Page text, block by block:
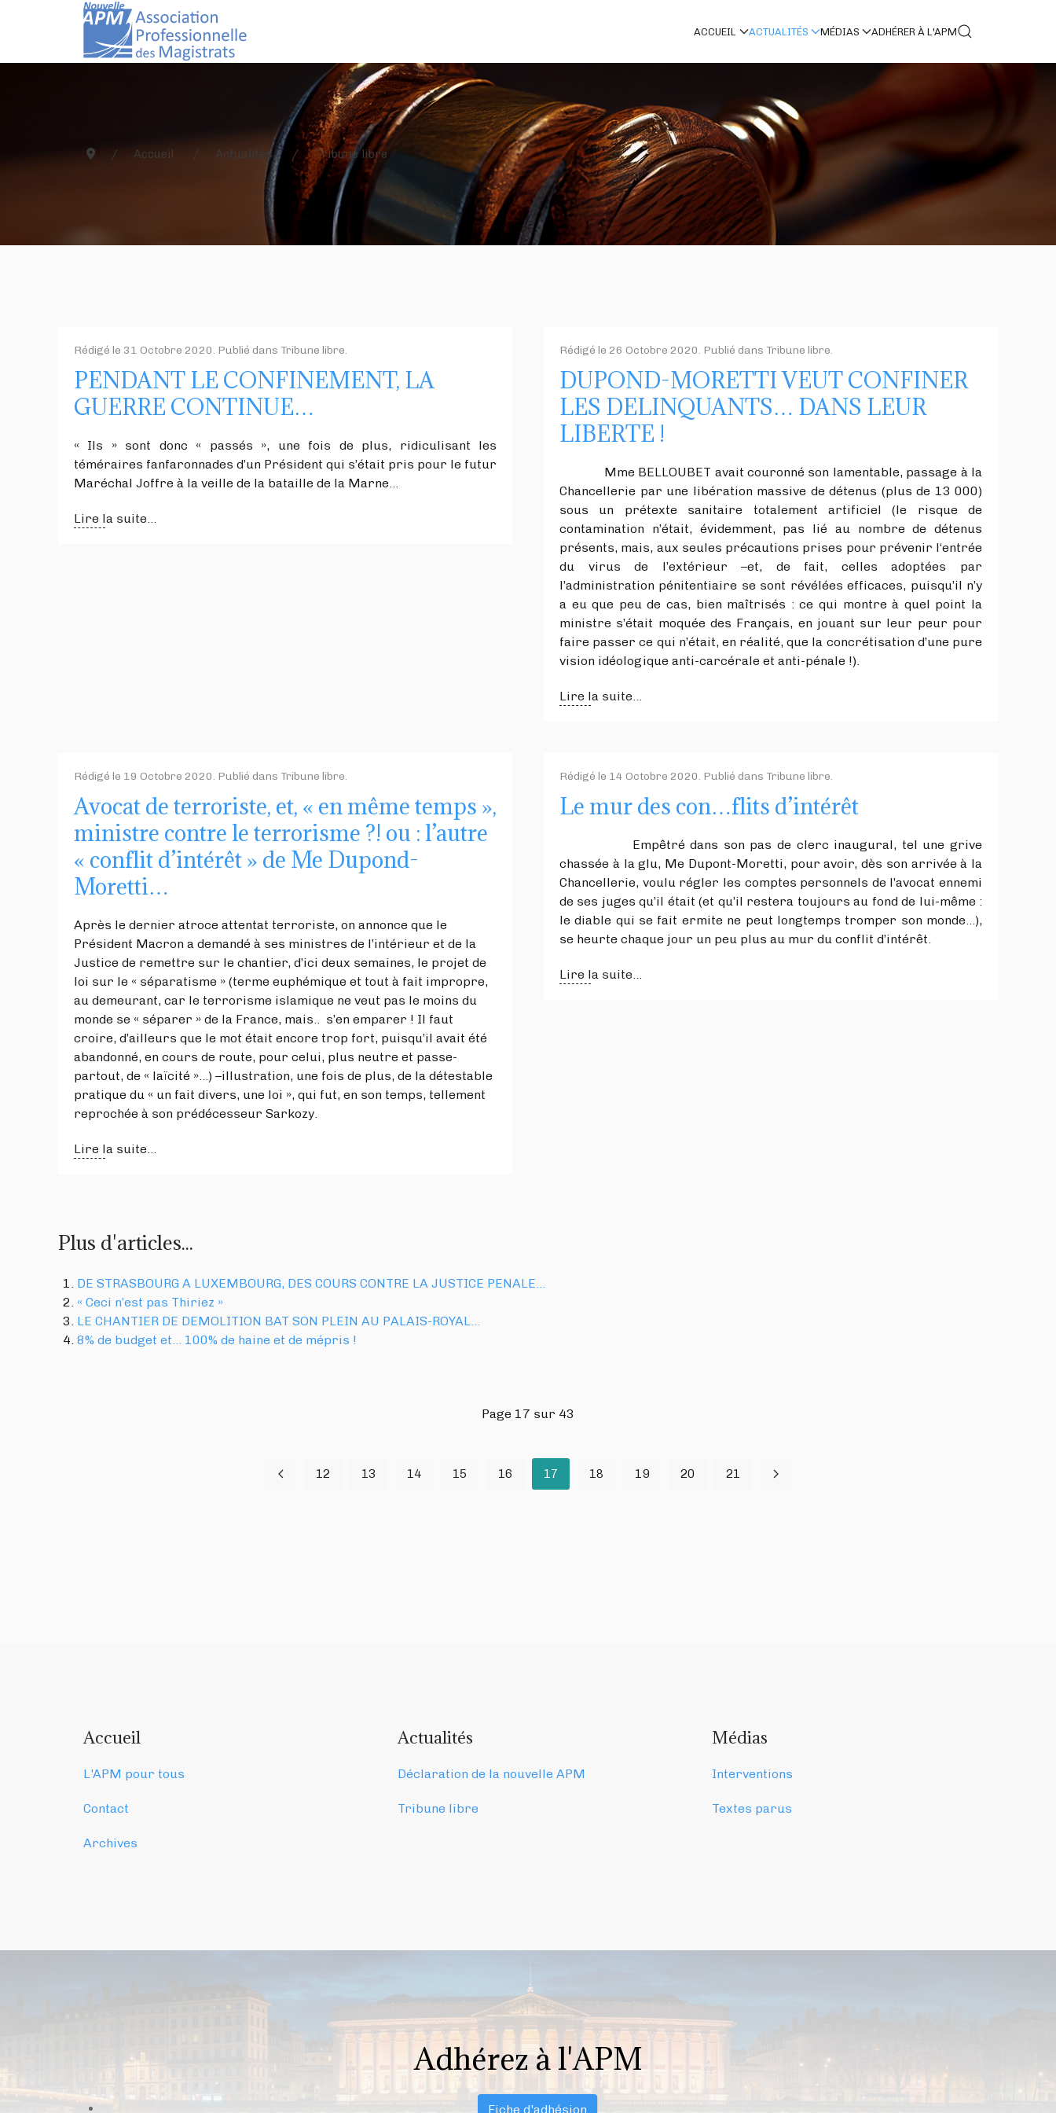
ACCUEIL ACTUALITÉS MÉDIAS ADHÉRER À L'APM
Accueil Actualités Tribune libre
Rédigé le 31 Octobre 2020. Publié dans Tribune libre.
PENDANT LE CONFINEMENT, LA
GUERRE CONTINUE…
« Ils » sont donc « passés », une fois de plus, ridiculisant les
téméraires fanfaronnades d’un Président qui s’était pris pour le futur
Maréchal Joffre à la veille de la bataille de la Marne…
Lire la suite...
Rédigé le 26 Octobre 2020. Publié dans Tribune libre.
DUPOND-MORETTI VEUT CONFINER
LES DELINQUANTS… DANS LEUR
LIBERTE !
Mme BELLOUBET avait couronné son lamentable, passage à la
Chancellerie par une libération massive de détenus (plus de 13 000)
sous un prétexte sanitaire totalement artificiel (le risque de
contamination n’était, évidemment, pas lié au nombre de détenus
présents, mais, aux seules précautions prises pour prévenir l‘entrée
du virus de l’extérieur –et, de fait, celles adoptées par
l’administration pénitentiaire se sont révélées efficaces, puisqu’il n’y
a eu que peu de cas, bien maîtrisés : ce qui montre à quel point la
ministre s’était moquée des Français, en jouant sur leur peur pour
faire passer ce qui n’était, en réalité, que la concrétisation d’une pure
vision idéologique anti-carcérale et anti-pénale !).
Lire la suite...
Rédigé le 19 Octobre 2020. Publié dans Tribune libre.
Avocat de terroriste, et, « en même temps »,
ministre contre le terrorisme ?! ou : l’autre
« conflit d’intérêt » de Me Dupond-
Moretti…
Après le dernier atroce attentat terroriste, on annonce que le
Président Macron a demandé à ses ministres de l’intérieur et de la
Justice de remettre sur le chantier, d’ici deux semaines, le projet de
loi sur le « séparatisme » (terme euphémique et tout à fait impropre,
au demeurant, car le terrorisme islamique ne veut pas le moins du
monde se « séparer » de la France, mais.. s’en emparer ! Il faut
croire, d’ailleurs que le mot était encore trop fort, puisqu’il avait été
abandonné, en cours de route, pour celui, plus neutre et passe-
partout, de « laïcité »…) –illustration, une fois de plus, de la détestable
pratique du « un fait divers, une loi », qui fut, en son temps, tellement
reprochée à son prédécesseur Sarkozy.
Lire la suite...
Rédigé le 14 Octobre 2020. Publié dans Tribune libre.
Le mur des con…flits d’intérêt
Empêtré dans son pas de clerc inaugural, tel une grive
chassée à la glu, Me Dupont-Moretti, pour avoir, dès son arrivée à la
Chancellerie, voulu régler les comptes personnels de l’avocat ennemi
de ses juges qu’il était (et qu’il restera toujours au fond de lui-même :
le diable qui se fait ermite ne peut longtemps tromper son monde…),
se heurte chaque jour un peu plus au mur du conflit d’intérêt.
Lire la suite...
Plus d'articles...
DE STRASBOURG A LUXEMBOURG, DES COURS CONTRE LA JUSTICE PENALE…
« Ceci n’est pas Thiriez »
LE CHANTIER DE DEMOLITION BAT SON PLEIN AU PALAIS-ROYAL…
8% de budget et… 100% de haine et de mépris !
Page 17 sur 43
12 13 14 15 16 17 18 19 20 21
Accueil
L'APM pour tous
Contact
Archives
Actualités
Déclaration de la nouvelle APM
Tribune libre
Médias
Interventions
Textes parus
Adhérez à l'APM
Fiche d'adhésion